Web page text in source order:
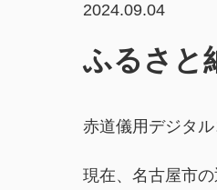
2024.09.04
ふるさと
赤道儀用デジタ
現在、名古屋市